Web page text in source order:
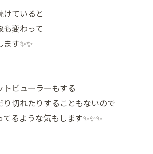
けていると
も変わって
す✨✨
トビューラーもする
り切れたりすることもないので
るような気もします✨✨✨